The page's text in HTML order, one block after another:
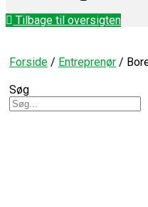
Tilbage til oversigten
Forside / Entreprenør /
Søg